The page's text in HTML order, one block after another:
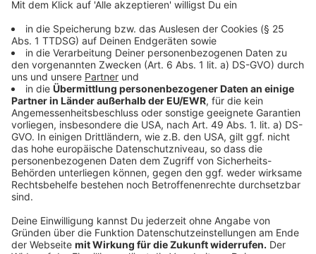
Die auftretenden Fälle sollen jetzt isoliert werden.
Gleichzeitig werden die Kontaktpersonen ermittelt
und isoliert. Gesundheitsminister Karl Lauterbach
(SPD) geht davon aus, dass hier keine neue Pandemie
droht: "Aufgrund der bisher vorliegenden Erkenntnisse
gehen wir davon aus, dass das Virus nicht leicht
übertragbar ist und dass dieser Ausbruch eingegrenzt
werden kann. Das kann gelingen, wenn wir jetzt sehr
schnell handeln", so Lauterbach. Wer sich bereits in
den 70er/80er-Jahren gegen Pocken geimpft hat, hat
Glück. Denn die Impfung schützt zumindest gegen
einen schweren Verlauf. Wer zur Risikogruppe gehört,
Pockenimpfstoffs impfen lassen. Belgien geht weiter
und hat zum Schutz eine 21-Tage-Quarantäne für